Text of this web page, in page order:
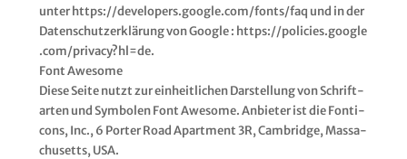
unter https://​deve​lo​pers​.goog​le​.com/​f​o​n​t​s​/​faq und in der
Daten­schutz­er­klä­rung von Goog­le : https://​poli​ci​es​.goog​le​
.com/​p​r​i​v​a​c​y​?​h​l​=de.
Font Awe­so­me
Die­se Sei­te nutzt zur ein­heit­li­chen Dar­stel­lung von Schrift­
ar­ten und Sym­bo­len Font Awe­so­me. Anbie­ter ist die Fon­ti­
cons, Inc., 6 Por­ter Road Apart­ment 3R, Cam­bridge, Mas­sa­
chu­setts, USA.